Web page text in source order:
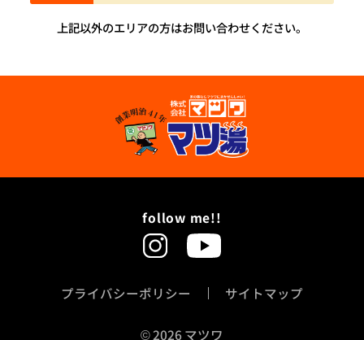
上記以外のエリアの方はお問い合わせください。
follow me!!
プライバシーポリシー サイトマップ
©2026 マツワ